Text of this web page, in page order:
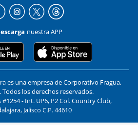
nuestra APP
es una empresa de Corporativo Fragua,
Todos los derechos reservados.
#1254 - Int. UP6, P2 Col. Country Club,
Jalisco C.P. 44610